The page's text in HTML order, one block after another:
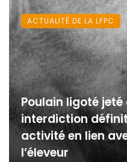
Poulain ligoté
interdiction
activité en lien
l’éleveur
ACTUALITÉ DE LA LFPC